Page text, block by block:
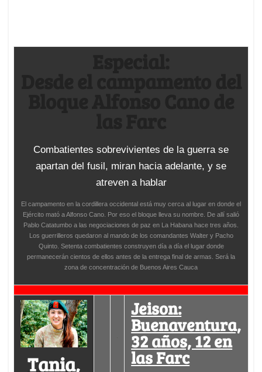
Combatientes sobrevivientes de la guerra se
apartan del fusil, miran hacia adelante, y se
atreven a hablar
El campamento en la cordillera occidental está muy cerca al lugar en donde el
Ejército mató a Alfonso Cano. Por eso el bloque lleva su nombre. De allí salió
Pablo Catatumbo a las negociaciones de paz en La Habana hace tres años.
Los guerrilleros quedaron al mando de los comandantes Walter y Pacho
Quinto. Setenta combatientes construyen día a día el lugar donde
permanecerán cientos de ellos antes de la entrega final de armas. Será la
zona de concentración de Buenos Aires Cauca
Tania,
Jeison:
Buenaventura,
32 años, 12 en
las Farc